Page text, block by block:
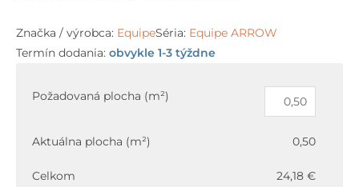
Značka / výrobca: EquipeSéria: Equipe ARROW
Termín dodania: obvykle 1-3 týždne
Požadovaná plocha (m²)
Aktuálna plocha (m²) 0,50
Celkom 24,18 €
Equipe
Caribbean
Blue